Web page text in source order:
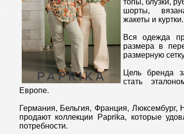
топы, блузки,
шорты,
жакеты и куртки.
Вся одежда
размера в
размерную
Цель бренда
стать
Европе.
Германия, Бельгия, Франция,
продают коллекции Paprika, которые
потребности.